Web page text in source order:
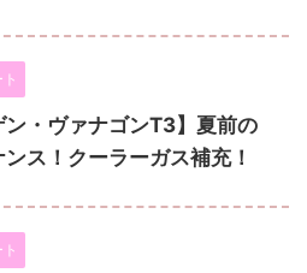
ン・ヴァナゴンT3】夏前の
ンス！クーラーガス補充！